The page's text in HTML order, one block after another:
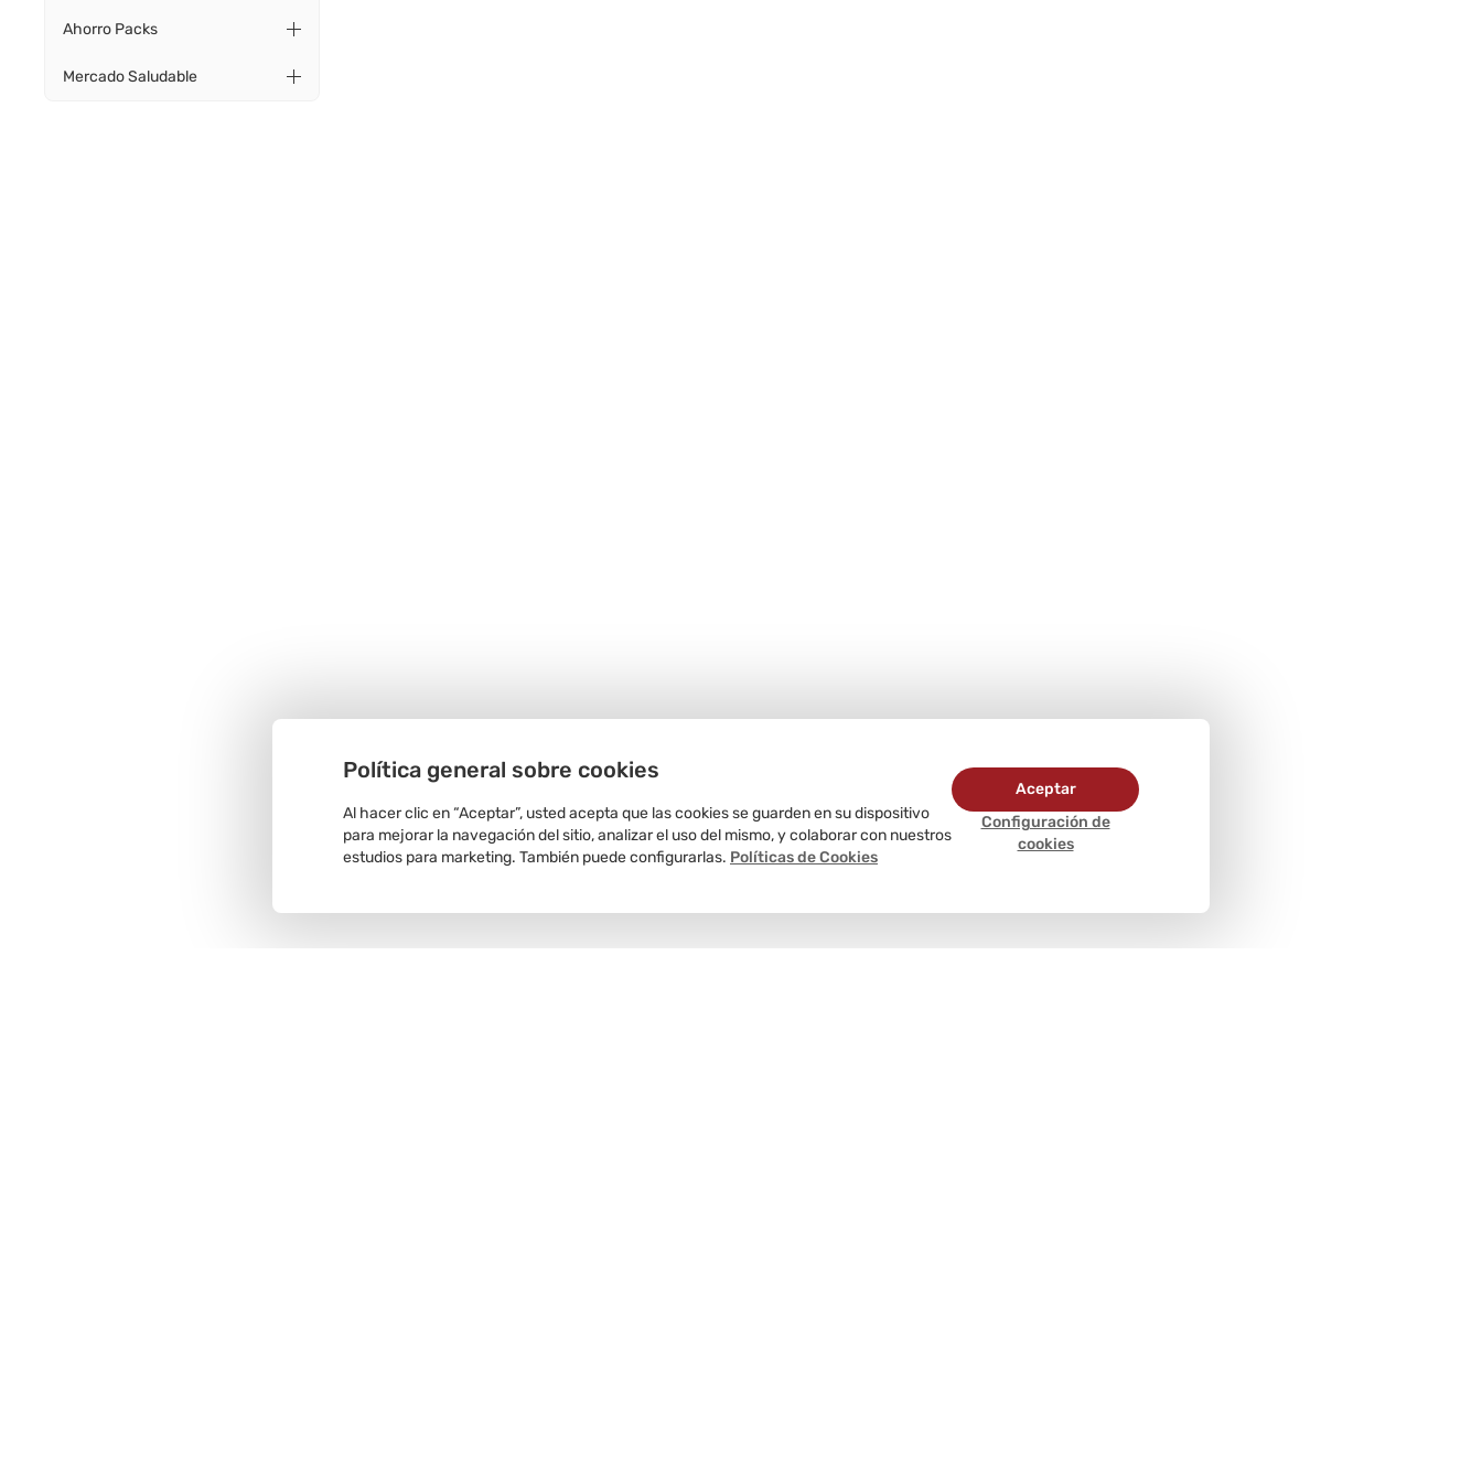
Ahorro Packs
Mercado Saludable
Política general sobre cookies
Al hacer clic en “Aceptar”, usted acepta que las cookies se guarden en su dispositivo
para mejorar la navegación del sitio, analizar el uso del mismo, y colaborar con nuestros
estudios para marketing. También puede configurarlas. Políticas de Cookies
Configuración de
cookies
Aceptar